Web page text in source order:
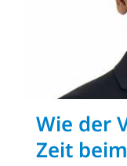
Wie der
Zeit